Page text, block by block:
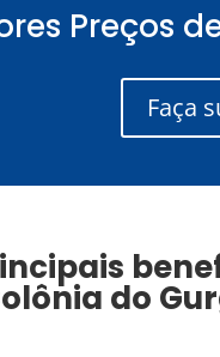
Preços
Faça
do